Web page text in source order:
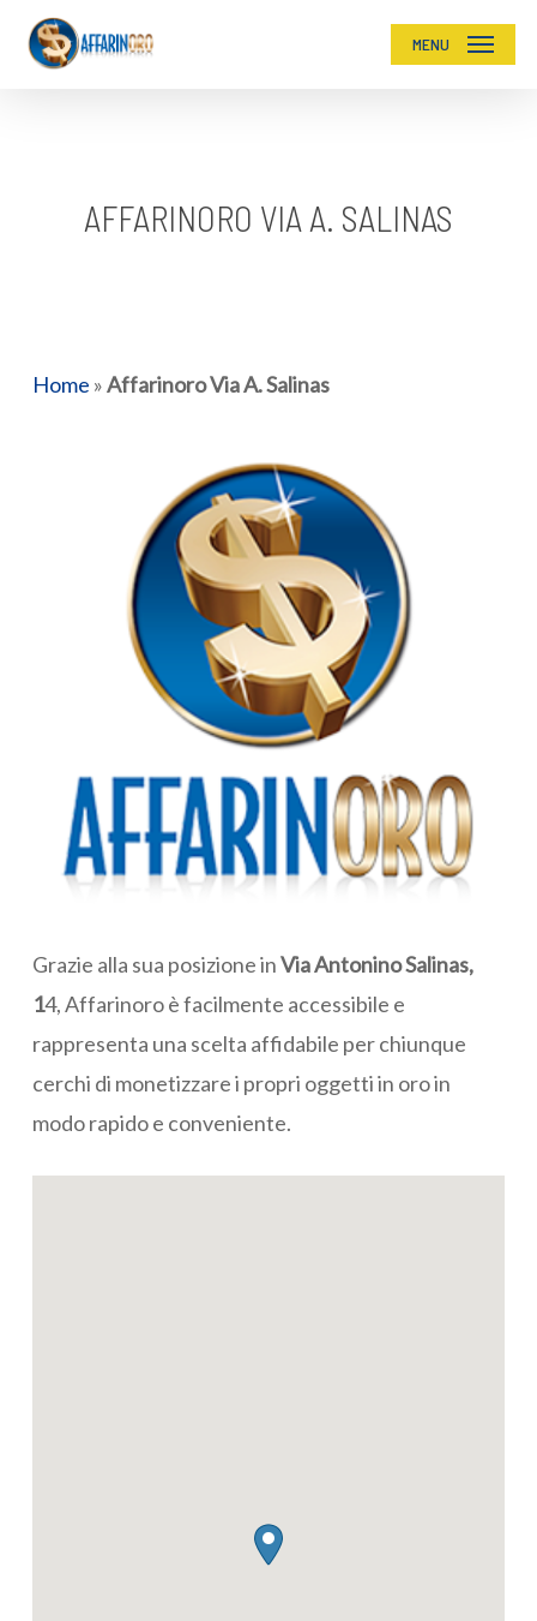
Skip
MENU
AFFARINORO VIA A. SALINAS
Home »Affarinoro Via A. Salinas
Grazie alla sua posizione inVia Antonino Salinas,
14, Affarinoro è facilmente accessibile e
rappresenta una scelta affidabile per chiunque
cerchi di monetizzare i propri oggetti in oro in
modo rapido e conveniente.